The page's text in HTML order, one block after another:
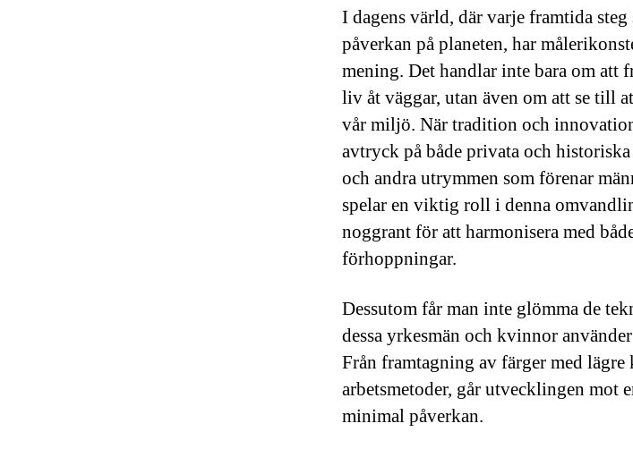
I dagens värld, där varje framtida
påverkan på planeten, har
mening. Det handlar inte bara om att
liv åt väggar, utan även om att se till
vår miljö. När tradition och
avtryck på både privata och
och andra utrymmen som förenar
spelar en viktig roll i denna
noggrant för att harmonisera med
förhoppningar.
Dessutom får man inte glömma de
dessa yrkesmän och kvinnor
Från framtagning av färger med
arbetsmetoder, går utvecklingen mot
minimal påverkan.